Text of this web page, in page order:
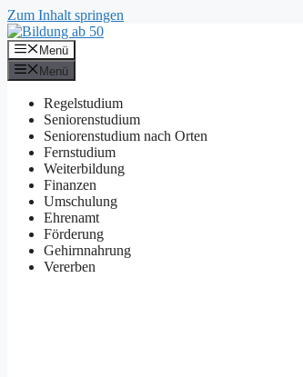
Zum Inhalt springen
Menü
Menü
Regelstudium
Seniorenstudium
Seniorenstudium nach Orten
Fernstudium
Weiterbildung
Finanzen
Umschulung
Ehrenamt
Förderung
Gehirnnahrung
Vererben